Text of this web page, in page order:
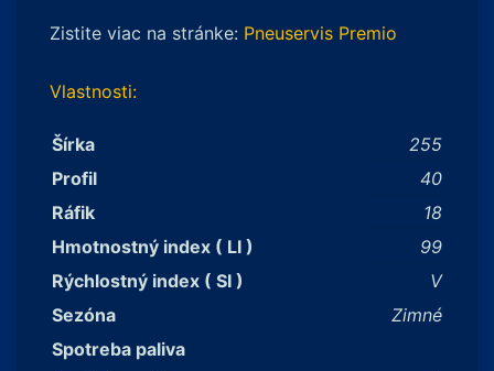
Zistite viac na stránke: Pneuservis Premio
Vlastnosti:
Šírka
255
Profil
40
Ráfik
18
Hmotnostný index ( LI )
99
Rýchlostný index ( SI )
V
Sezóna
Zimné
Spotreba paliva